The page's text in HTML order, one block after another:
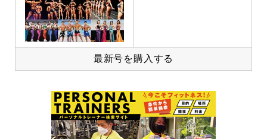
最新号を購入する